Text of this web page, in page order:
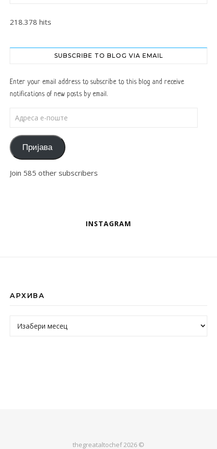
218.378 hits
SUBSCRIBE TO BLOG VIA EMAIL
Enter your email address to subscribe to this blog and receive
notifications of new posts by email.
Пријава
Join 585 other subscribers
INSTAGRAM
АРХИВА
Архива
thegreataltochef 2026 ©